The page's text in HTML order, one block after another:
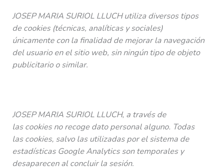
JOSEP MARIA SURIOL LLUCHutiliza diversos tipos
de cookies (técnicas, analíticas y sociales)
únicamente con la finalidad de mejorar la navegación
del usuario en el sitio web, sin ningún tipo de objeto
publicitario o similar.
JOSEP MARIA SURIOL LLUCH, a través de
las cookies no recoge dato personal alguno. Todas
las cookies, salvo las utilizadas por el sistema de
estadísticas Google Analytics son temporales y
desaparecen al concluir la sesión.